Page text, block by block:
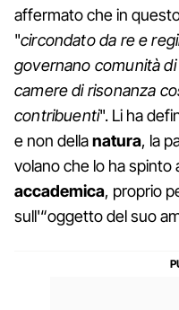
affermato che in
"circondato da re e
governano comunità
camere di risonanza
contribuenti". Li ha
e non dellanatura, la
volano che lo ha spinto
accademica, proprio
sull'“oggetto del suo